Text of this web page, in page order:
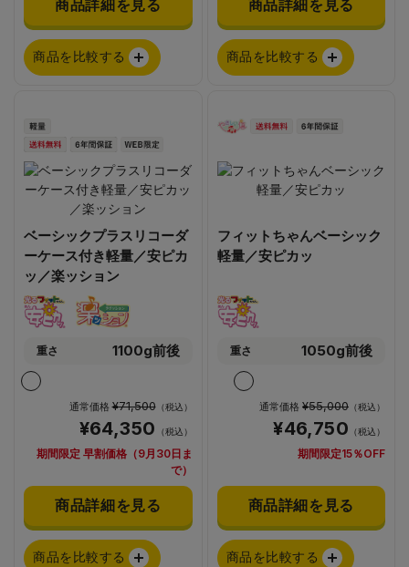
商品詳細を見る
商品を比較する
商品詳細を見る
商品を比較する
ベーシックプラスリコーダ
ーケース付き軽量／安ピカ
ッ／楽ッション
重さ 1100g前後
通常価格¥71,500（税込）
¥64,350 （税込）
期間限定 早割価格（9月30日ま
で）
商品詳細を見る
商品を比較する
フィットちゃんベーシック
軽量／安ピカッ
重さ 1050g前後
通常価格 ¥55,000 （税込）
¥46,750 （税込）
期間限定15％OFF
商品詳細を見る
商品を比較する